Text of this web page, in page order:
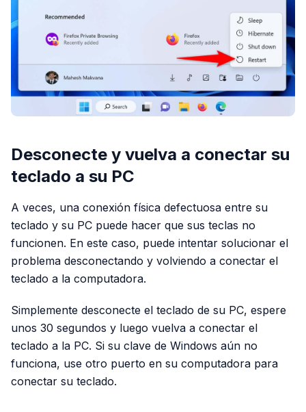
Desconecte y vuelva a conectar su
teclado a su PC
A veces, una conexión física defectuosa entre su
teclado y su PC puede hacer que sus teclas no
funcionen. En este caso, puede intentar solucionar el
problema desconectando y volviendo a conectar el
teclado a la computadora.
Simplemente desconecte el teclado de su PC, espere
unos 30 segundos y luego vuelva a conectar el
teclado a la PC. Si su clave de Windows aún no
funciona, use otro puerto en su computadora para
conectar su teclado.